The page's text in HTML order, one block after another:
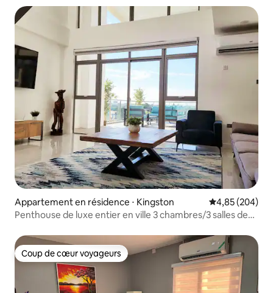
Appartement en résidence ⋅ Kingston Évaluation
4,85 (204)
Penthouse de luxe entier en ville 3 chambres/3 salles de
Coup de cœur voyageurs
Coup de cœur voyageurs